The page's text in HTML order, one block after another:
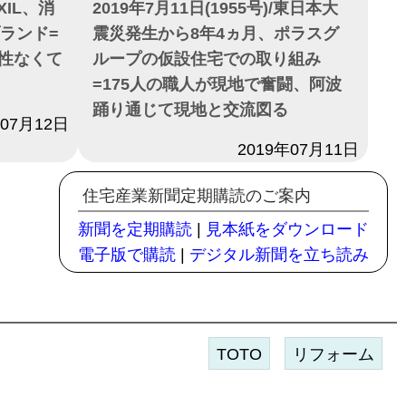
、消
ンド=
なくて
月12日
2019年7月11日(1955号)/東日本大
震災発生から8年4ヵ月、ポラスグ
ループの仮設住宅での取り組み
=175人の職人が現地で奮闘、阿波
踊り通じて現地と交流図る
2019年07月11日
住宅産業新聞定期購読のご案内
新聞を定期購読
見本紙をダウンロード
電子版で購読
デジタル新聞を立ち読み
TOTO リフォーム